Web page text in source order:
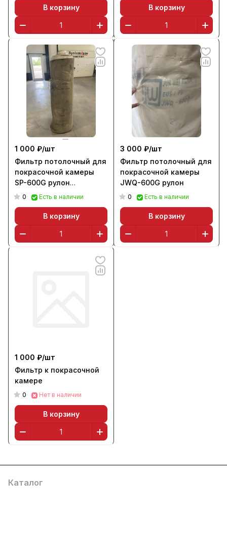
В корзину В корзину
1 000 ₽/шт
Фильтр потолочный для
покрасочной камеры
SP-600G рулон
(790х160х2 см)
0 Есть в наличии
В корзину
3 000 ₽/шт
Фильтр потолочный для
покрасочной камеры
JWQ-600G рулон
0 Есть в наличии
В корзину
1 000 ₽/шт
Фильтр к покрасочной
камере
0 Нет в наличии
В корзину
Каталог